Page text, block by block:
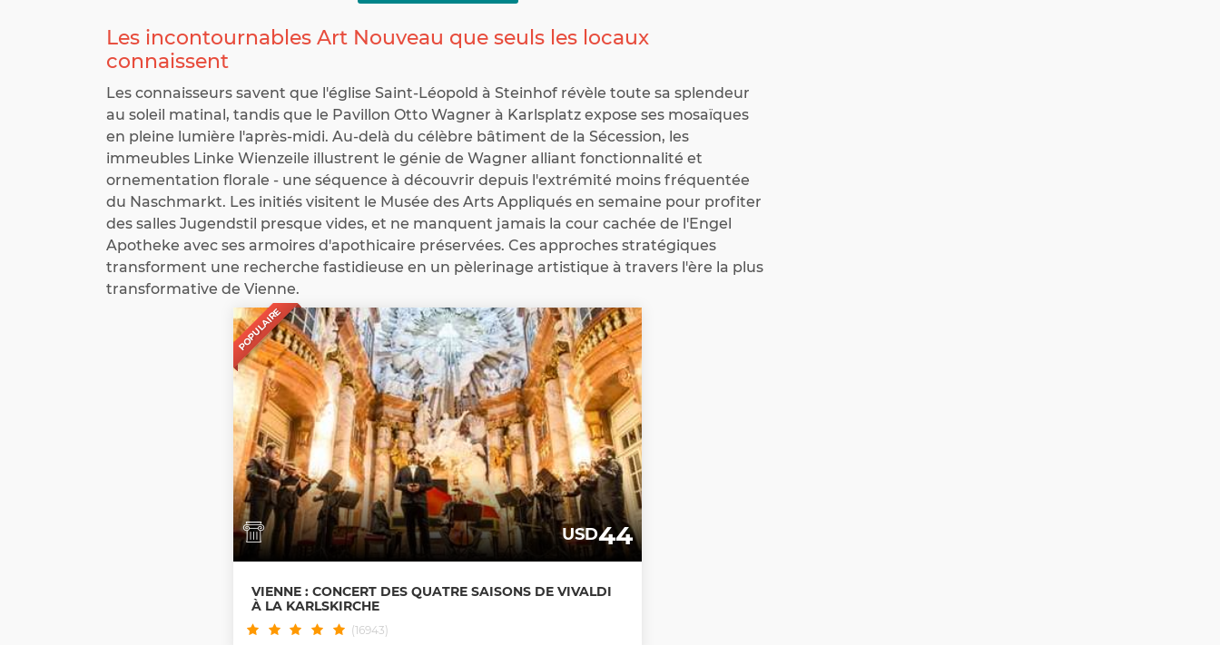
Les incontournables Art Nouveau que seuls les locaux
connaissent
Les connaisseurs savent que l'église Saint-Léopold à Steinhof révèle toute sa splendeur
au soleil matinal, tandis que le Pavillon Otto Wagner à Karlsplatz expose ses mosaïques
en pleine lumière l'après-midi. Au-delà du célèbre bâtiment de la Sécession, les
immeubles Linke Wienzeile illustrent le génie de Wagner alliant fonctionnalité et
ornementation florale - une séquence à découvrir depuis l'extrémité moins fréquentée
du Naschmarkt. Les initiés visitent le Musée des Arts Appliqués en semaine pour profiter
des salles Jugendstil presque vides, et ne manquent jamais la cour cachée de l'Engel
Apotheke avec ses armoires d'apothicaire préservées. Ces approches stratégiques
transforment une recherche fastidieuse en un pèlerinage artistique à travers l'ère la plus
transformative de Vienne.
POPULAIRE
USD44
VIENNE : CONCERT DES QUATRE SAISONS DE VIVALDI
À LA KARLSKIRCHE
(16943)